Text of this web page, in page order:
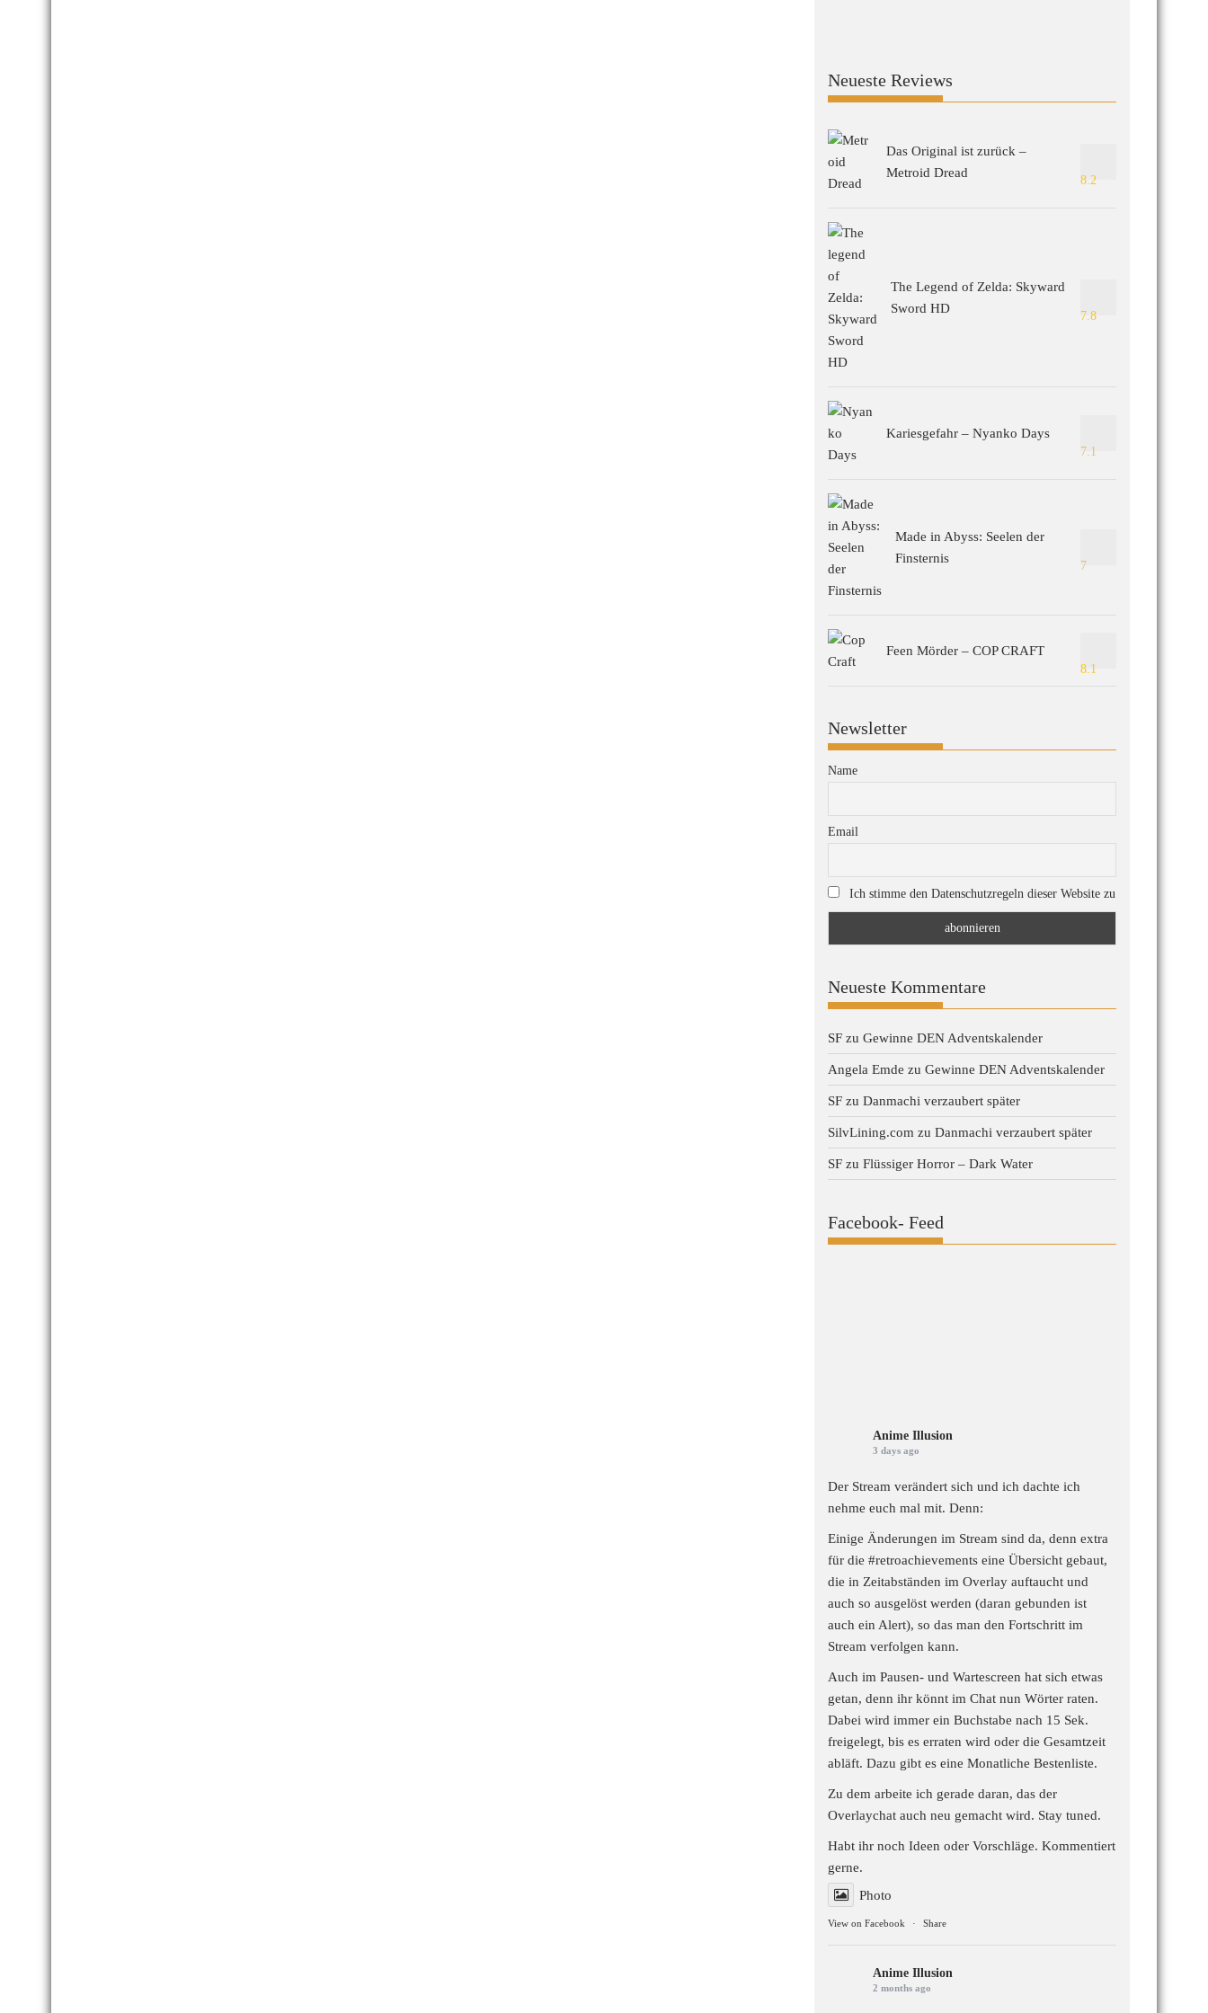
Neueste Reviews
Das Original ist zurück –
Metroid Dread
8.2
The Legend of Zelda: Skyward
Sword HD
7.8
Kariesgefahr – Nyanko Days
7.1
Made in Abyss: Seelen der
Finsternis
7
Feen Mörder – COP CRAFT
8.1
Newsletter
Name
Email
Ich stimme den Datenschutzregeln dieser Website zu
Neueste Kommentare
SF zu Gewinne DEN Adventskalender
Angela Emde zu Gewinne DEN Adventskalender
SF zu Danmachi verzaubert später
SilvLining.com zu Danmachi verzaubert später
SF zu Flüssiger Horror – Dark Water
Facebook- Feed
Anime Illusion
3 days ago
Der Stream verändert sich und ich dachte ich
nehme euch mal mit. Denn:
Einige Änderungen im Stream sind da, denn extra
für die #retroachievements eine Übersicht gebaut,
die in Zeitabständen im Overlay auftaucht und
auch so ausgelöst werden (daran gebunden ist
auch ein Alert), so das man den Fortschritt im
Stream verfolgen kann.
Auch im Pausen- und Wartescreen hat sich etwas
getan, denn ihr könnt im Chat nun Wörter raten.
Dabei wird immer ein Buchstabe nach 15 Sek.
freigelegt, bis es erraten wird oder die Gesamtzeit
abläft. Dazu gibt es eine Monatliche Bestenliste.
Zu dem arbeite ich gerade daran, das der
Overlaychat auch neu gemacht wird. Stay tuned.
Habt ihr noch Ideen oder Vorschläge. Kommentiert
gerne.
Photo
View on Facebook · Share
Anime Illusion
2 months ago